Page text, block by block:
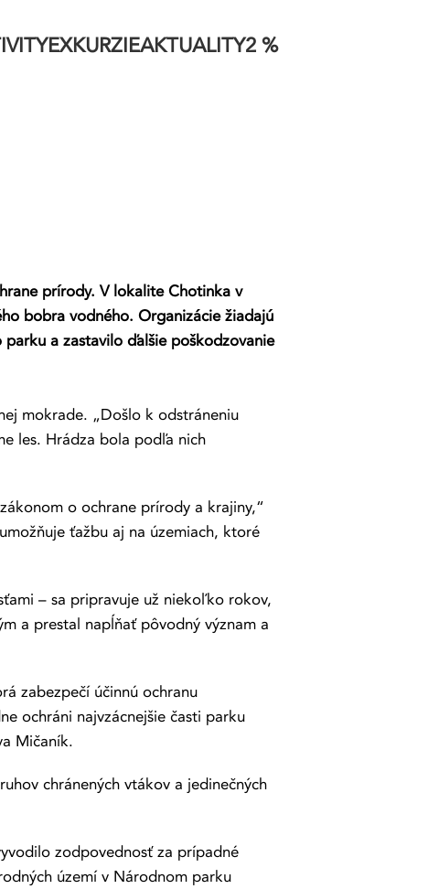
EXKURZIEAKTUALITY2 %
prírody. V lokalite Chotinka v
bobra vodného. Organizácie žiadajú
a zastavilo ďalšie poškodzovanie
mokrade. „Došlo k odstráneniu
les. Hrádza bola podľa nich
o ochrane prírody a krajiny,“
ťažbu aj na územiach, ktoré
– sa pripravuje už niekoľko rokov,
a prestal napĺňať pôvodný význam a
zabezpečí účinnú ochranu
ochráni najvzácnejšie časti parku
Mičaník.
chránených vtákov a jedinečných
zodpovednosť za prípadné
území v Národnom parku